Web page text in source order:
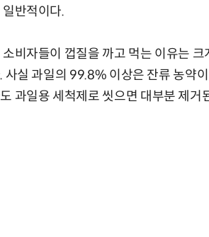
일반적이다.
소비자들이 껍질을 까고 먹는 이유는
사실 과일의 99.8% 이상은 잔류 농약
과일용 세척제로 씻으면 대부분 제거